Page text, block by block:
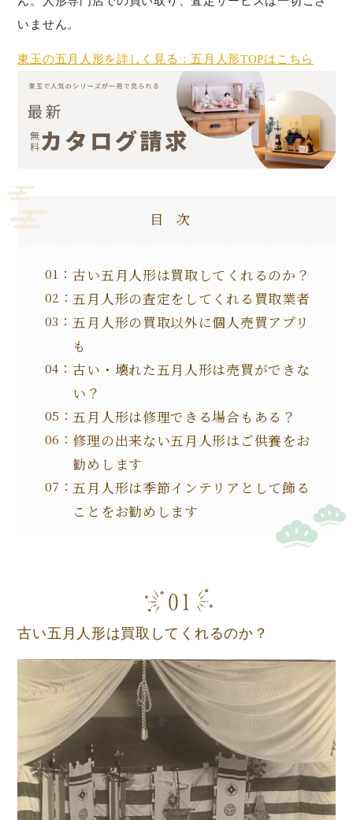
いません。
東玉の五月人形を詳しく見る：五月人形TOPはこちら
目次
古い五月人形は買取してくれるのか？
五月人形の査定をしてくれる買取業者
五月人形の買取以外に個人売買アプリ
も
古い・壊れた五月人形は売買ができな
い？
五月人形は修理できる場合もある？
修理の出来ない五月人形はご供養をお
勧めします
五月人形は季節インテリアとして飾る
ことをお勧めします
古い五月人形は買取してくれるのか？